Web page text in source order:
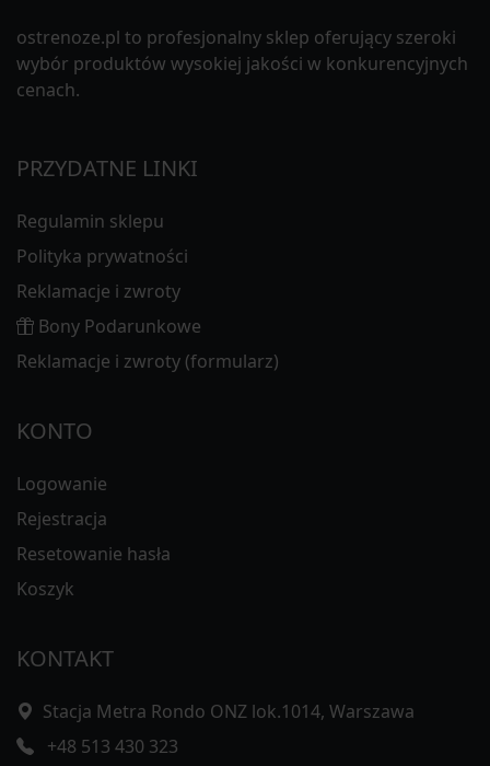
ostrenoze.pl to profesjonalny sklep oferujący szeroki
wybór produktów wysokiej jakości w konkurencyjnych
cenach.
PRZYDATNE LINKI
Regulamin sklepu
Polityka prywatności
Reklamacje i zwroty
Bony Podarunkowe
Reklamacje i zwroty (formularz)
KONTO
Logowanie
Rejestracja
Resetowanie hasła
Koszyk
KONTAKT
Stacja Metra Rondo ONZ lok.1014, Warszawa
+48 513 430 323